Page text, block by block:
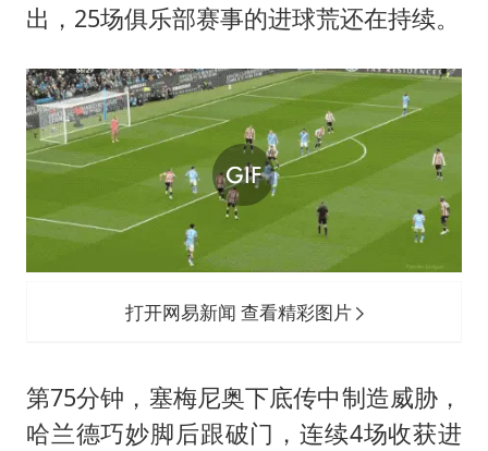
出，25场俱乐部赛事的进球荒还在持续。
打开网易新闻 查看精彩图片
第75分钟，塞梅尼奥下底传中制造威胁，
哈兰德巧妙脚后跟破门，连续4场收获进